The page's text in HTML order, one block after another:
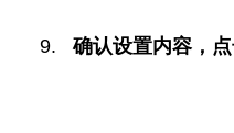
确认设置内容，点